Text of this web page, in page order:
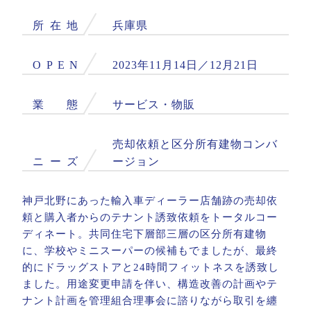
所 在 地 兵庫県
O P E N 2023年11月14日／12月21日
業 態 サービス・物販
ニ ー ズ
売却依頼と区分所有建物コンバ
ージョン
神戸北野にあった輸入車ディーラー店舗跡の売却依
頼と購入者からのテナント誘致依頼をトータルコー
ディネート。共同住宅下層部三層の区分所有建物
に、学校やミニスーパーの候補もでましたが、最終
的にドラッグストアと24時間フィットネスを誘致し
ました。用途変更申請を伴い、構造改善の計画やテ
ナント計画を管理組合理事会に諮りながら取引を纏